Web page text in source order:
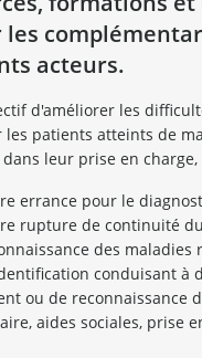
acteurs.
d'améliorer les
les patients atteints de
leur prise en charge,
errance pour le
rupture de continuité
des maladies
conduisant à
ou de reconnaissance
aides sociales, prise